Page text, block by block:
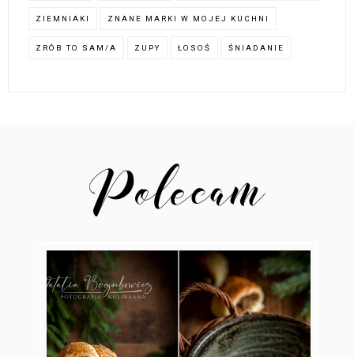
ZIEMNIAKI ZNANE MARKI W MOJEJ KUCHNI
ZRÓB TO SAM/A ZUPY ŁOSOŚ ŚNIADANIE